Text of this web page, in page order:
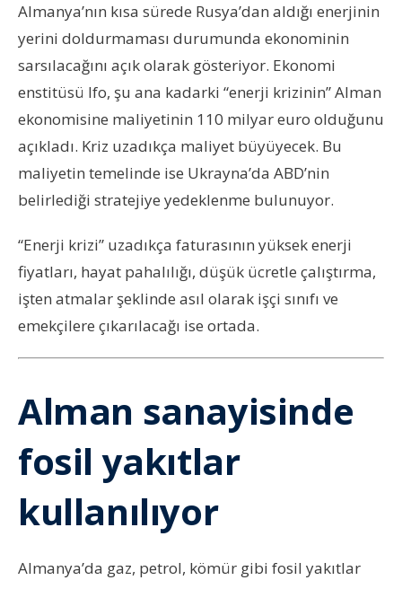
Almanya’nın kısa sürede Rusya’dan aldığı enerjinin
yerini doldurmaması durumunda ekonominin
sarsılacağını açık olarak gösteriyor. Ekonomi
enstitüsü Ifo, şu ana kadarki “enerji krizinin” Alman
ekonomisine maliyetinin 110 milyar euro olduğunu
açıkladı. Kriz uzadıkça maliyet büyüyecek. Bu
maliyetin temelinde ise Ukrayna’da ABD’nin
belirlediği stratejiye yedeklenme bulunuyor.
“Enerji krizi” uzadıkça faturasının yüksek enerji
fiyatları, hayat pahalılığı, düşük ücretle çalıştırma,
işten atmalar şeklinde asıl olarak işçi sınıfı ve
emekçilere çıkarılacağı ise ortada.
Alman sanayisinde
fosil yakıtlar
kullanılıyor
Almanya’da gaz, petrol, kömür gibi fosil yakıtlar